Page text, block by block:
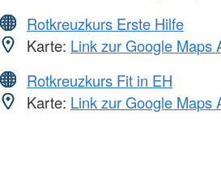
Rotkreuzkurs Erste Hilfe
Karte: Link zur Google Maps
Rotkreuzkurs Fit in EH
Karte: Link zur Google Maps